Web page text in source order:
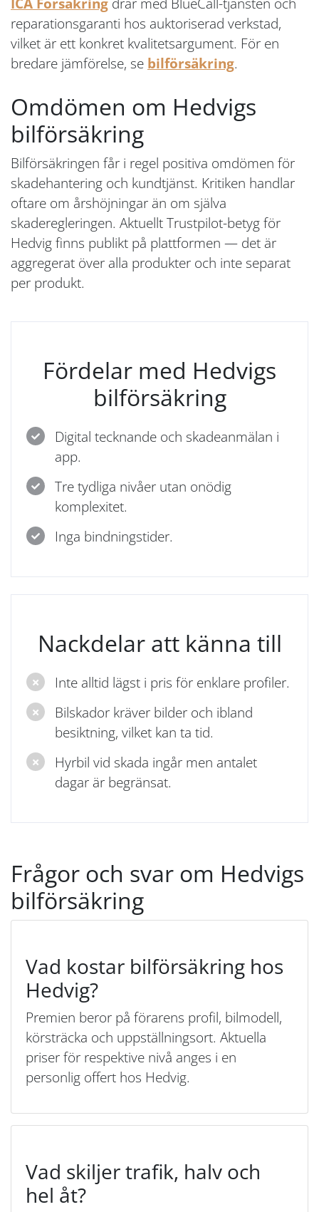
reparationsgaranti hos auktoriserad verkstad,
vilket är ett konkret kvalitetsargument. För en
bredare jämförelse, se bilförsäkring.
Omdömen om Hedvigs
bilförsäkring
Bilförsäkringen får i regel positiva omdömen för
skadehantering och kundtjänst. Kritiken handlar
oftare om årshöjningar än om själva
skaderegleringen. Aktuellt Trustpilot-betyg för
Hedvig finns publikt på plattformen — det är
aggregerat över alla produkter och inte separat
per produkt.
Fördelar med Hedvigs
bilförsäkring
Digital tecknande och skadeanmälan i
app.
Tre tydliga nivåer utan onödig
komplexitet.
Inga bindningstider.
Nackdelar att känna till
Inte alltid lägst i pris för enklare profiler.
Bilskador kräver bilder och ibland
besiktning, vilket kan ta tid.
Hyrbil vid skada ingår men antalet
dagar är begränsat.
Frågor och svar om Hedvigs
bilförsäkring
Vad kostar bilförsäkring hos
Hedvig?
Premien beror på förarens profil, bilmodell,
körsträcka och uppställningsort. Aktuella
priser för respektive nivå anges i en
personlig offert hos Hedvig.
Vad skiljer trafik, halv och
hel åt?